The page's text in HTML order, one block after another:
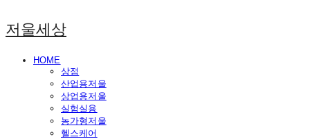
저울세상
HOME
상점
산업용저울
상업용저울
실험실용
농가형저울
헬스케어